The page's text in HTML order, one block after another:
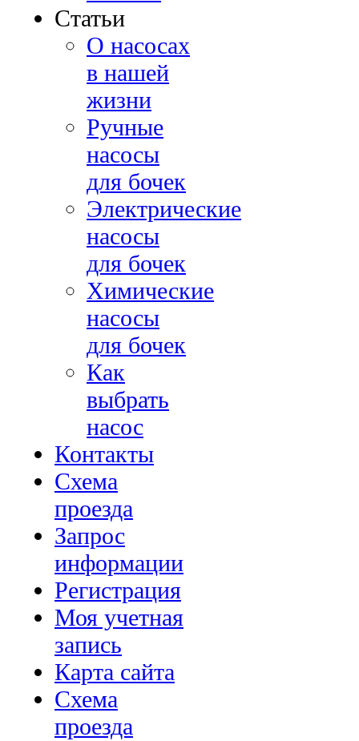
Cтатьи
О насосах
в нашей
жизни
Ручные
насосы
для бочек
Электрические
насосы
для бочек
Химические
насосы
для бочек
Как
выбрать
насос
Контакты
Схема
проезда
Запрос
информации
Регистрация
Моя учетная
запись
Карта сайта
Схема
проезда